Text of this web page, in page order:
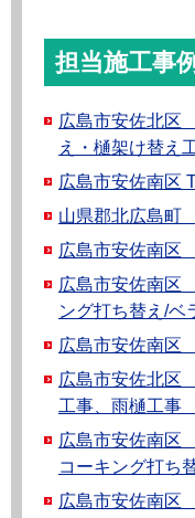
担当施工事
広島市安佐北
え・樋架け替え
広島市安佐南区
山県郡北広島
広島市安佐南
広島市安佐南
ング打ち替え/ベ
広島市安佐南
広島市安佐北
工事、雨樋工事
広島市安佐南
コーキング打ち
広島市安佐南